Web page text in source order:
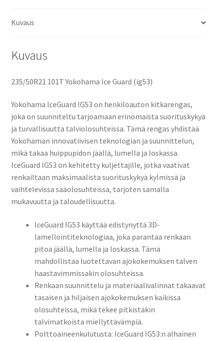
Kuvaus
Kuvaus
235/50R21 101T Yokohama Ice Guard (ig53)
Yokohama IceGuard IG53 on henkilöauton kitkarengas,
joka on suunniteltu tarjoamaan erinomaista suorituskykyä
ja turvallisuutta talviolosuhteissa. Tämä rengas yhdistää
Yokohaman innovatiivisen teknologian ja suunnittelun,
mikä takaa huippupidon jäällä, lumella ja loskassa.
IceGuard IG53 on kehitetty kuljettajille, jotka vaativat
renkailtaan maksimaalista suorituskykyä kylmissä ja
vaihtelevissa sääolosuhteissa, tarjoten samalla
mukavuutta ja taloudellisuutta.
IceGuard IG53 käyttää edistynyttä 3D-
lamellointiteknologiaa, joka parantaa renkaan
pitoa jäällä, lumella ja loskassa. Tämä
mahdollistaa luotettavan ajokokemuksen talven
haastavimmissakin olosuhteissa.
Renkaan suunnittelu ja materiaalivalinnat takaavat
tasaisen ja hiljaisen ajokokemuksen kaikissa
olosuhteissa, mikä tekee pitkistäkin
talvimatkoista miellyttävämpiä.
Polttoaineenkulutusta: IceGuard IG53:n alhainen